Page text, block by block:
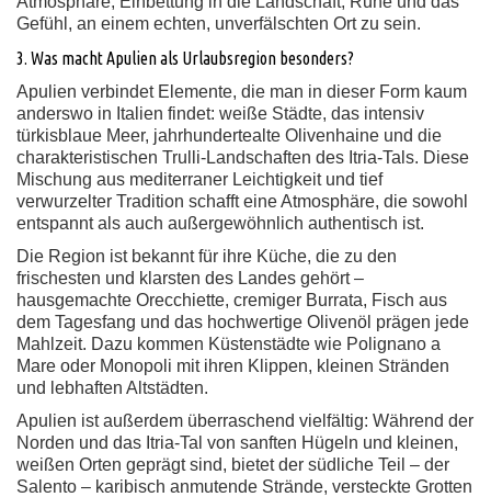
Gefühl, an einem echten, unverfälschten Ort zu sein.
3. Was macht Apulien als Urlaubsregion besonders?
Apulien verbindet Elemente, die man in dieser Form kaum
anderswo in Italien findet: weiße Städte, das intensiv
türkisblaue Meer, jahrhundertealte Olivenhaine und die
charakteristischen Trulli-Landschaften des Itria-Tals. Diese
Mischung aus mediterraner Leichtigkeit und tief
verwurzelter Tradition schafft eine Atmosphäre, die sowohl
entspannt als auch außergewöhnlich authentisch ist.
Die Region ist bekannt für ihre Küche, die zu den
frischesten und klarsten des Landes gehört –
hausgemachte Orecchiette, cremiger Burrata, Fisch aus
dem Tagesfang und das hochwertige Olivenöl prägen jede
Mahlzeit. Dazu kommen Küstenstädte wie Polignano a
Mare oder Monopoli mit ihren Klippen, kleinen Stränden
und lebhaften Altstädten.
Apulien ist außerdem überraschend vielfältig: Während der
Norden und das Itria-Tal von sanften Hügeln und kleinen,
weißen Orten geprägt sind, bietet der südliche Teil – der
Salento – karibisch anmutende Strände, versteckte Grotten